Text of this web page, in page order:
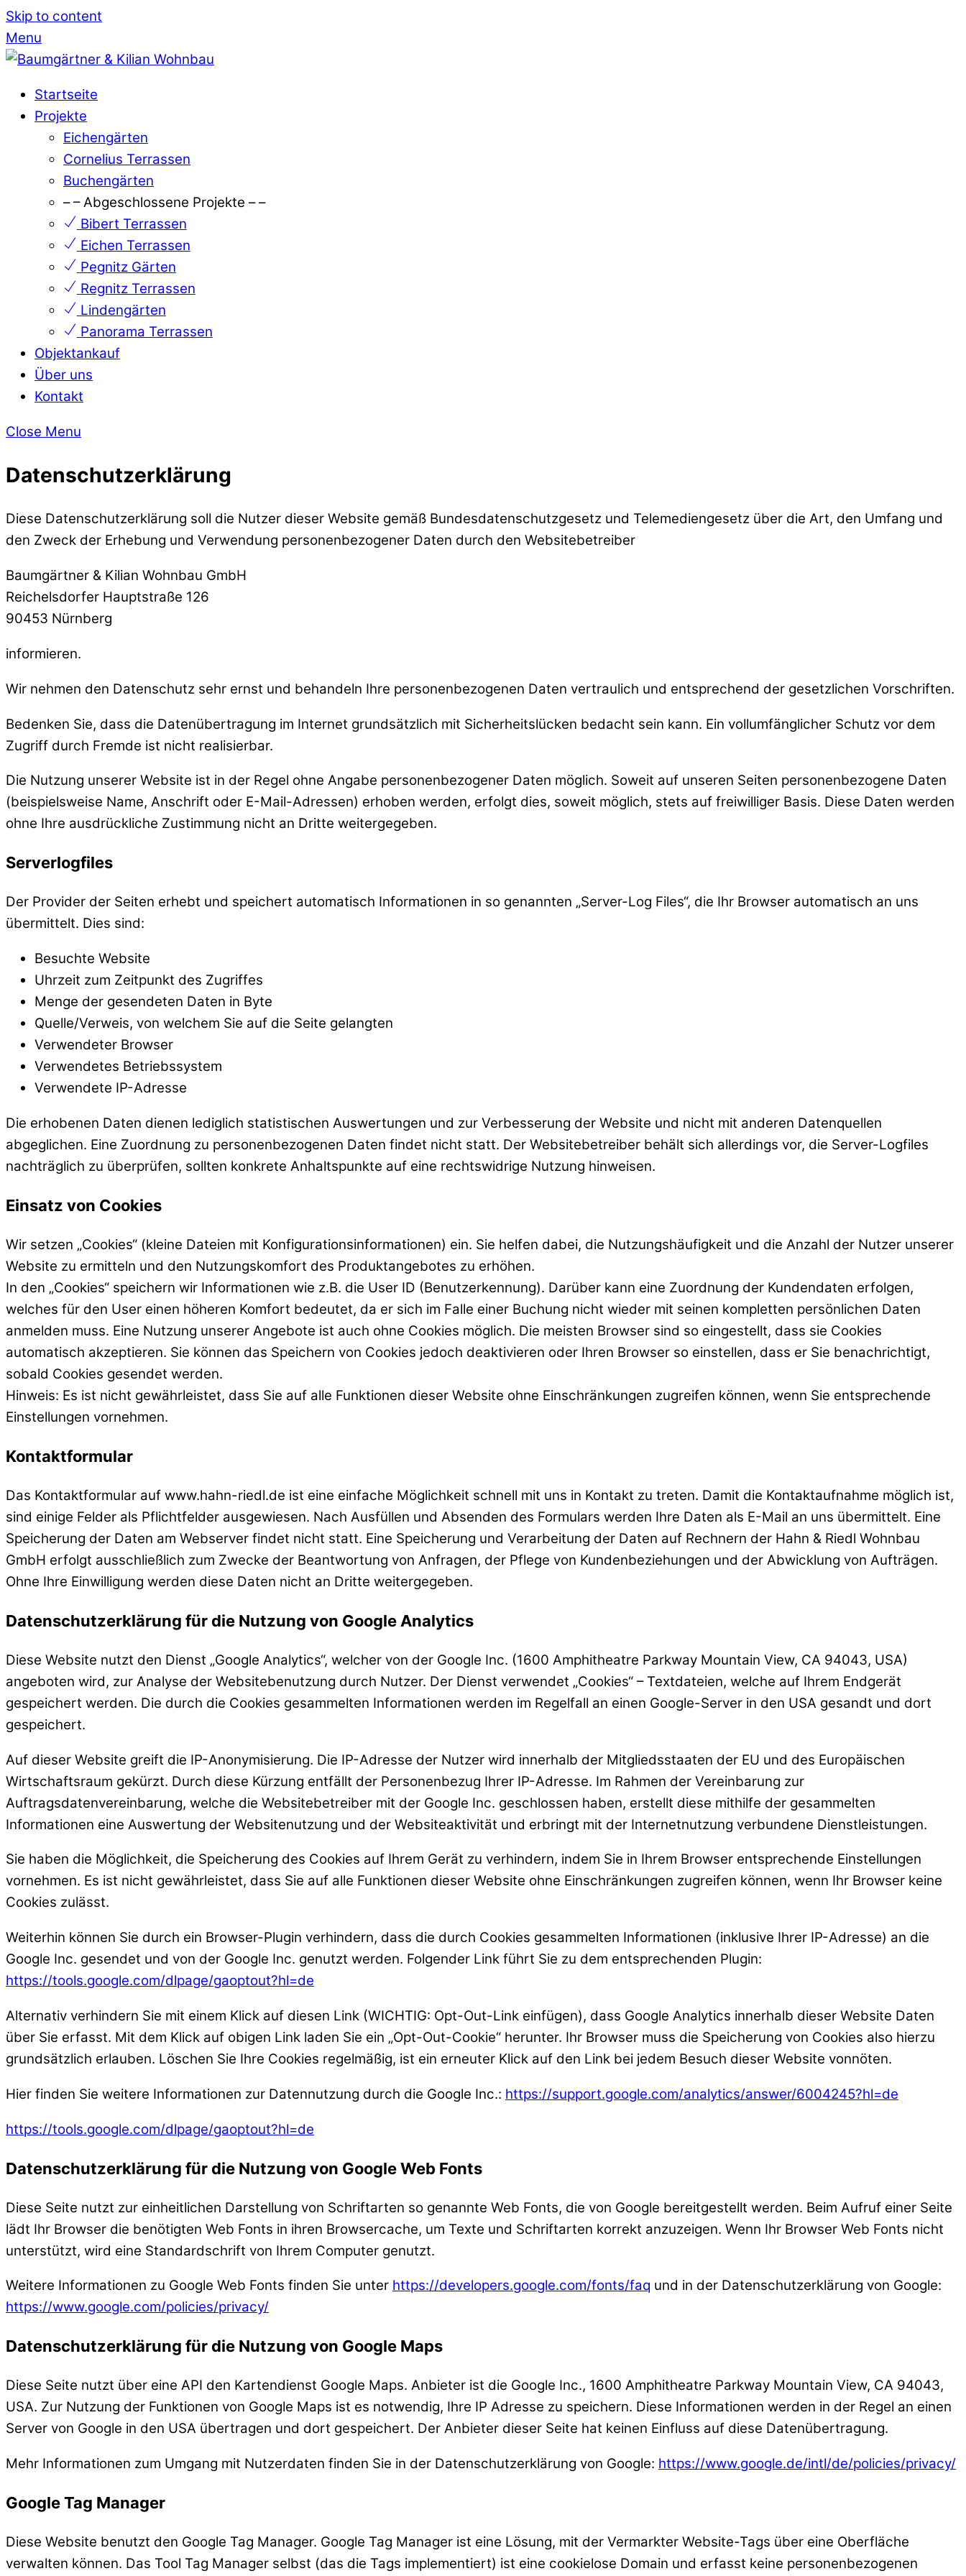
Skip to content
Menu
Startseite
Projekte
Eichengärten
Cornelius Terrassen
Buchengärten
– – Abgeschlossene Projekte – –
Bibert Terrassen
Eichen Terrassen
Pegnitz Gärten
Regnitz Terrassen
Lindengärten
Panorama Terrassen
Objektankauf
Über uns
Kontakt
Close Menu
Datenschutzerklärung
Diese Datenschutzerklärung soll die Nutzer dieser Website gemäß Bundesdatenschutzgesetz und Telemediengesetz über die Art, den Umfang und
den Zweck der Erhebung und Verwendung personenbezogener Daten durch den Websitebetreiber
Baumgärtner & Kilian Wohnbau GmbH
Reichelsdorfer Hauptstraße 126
90453 Nürnberg
informieren.
Wir nehmen den Datenschutz sehr ernst und behandeln Ihre personenbezogenen Daten vertraulich und entsprechend der gesetzlichen Vorschriften.
Bedenken Sie, dass die Datenübertragung im Internet grundsätzlich mit Sicherheitslücken bedacht sein kann. Ein vollumfänglicher Schutz vor dem
Zugriff durch Fremde ist nicht realisierbar.
Die Nutzung unserer Website ist in der Regel ohne Angabe personenbezogener Daten möglich. Soweit auf unseren Seiten personenbezogene Daten
(beispielsweise Name, Anschrift oder E-Mail-Adressen) erhoben werden, erfolgt dies, soweit möglich, stets auf freiwilliger Basis. Diese Daten werden
ohne Ihre ausdrückliche Zustimmung nicht an Dritte weitergegeben.
Serverlogfiles
Der Provider der Seiten erhebt und speichert automatisch Informationen in so genannten „Server-Log Files“, die Ihr Browser automatisch an uns
übermittelt. Dies sind:
Besuchte Website
Uhrzeit zum Zeitpunkt des Zugriffes
Menge der gesendeten Daten in Byte
Quelle/Verweis, von welchem Sie auf die Seite gelangten
Verwendeter Browser
Verwendetes Betriebssystem
Verwendete IP-Adresse
Die erhobenen Daten dienen lediglich statistischen Auswertungen und zur Verbesserung der Website und nicht mit anderen Datenquellen
abgeglichen. Eine Zuordnung zu personenbezogenen Daten findet nicht statt. Der Websitebetreiber behält sich allerdings vor, die Server-Logfiles
nachträglich zu überprüfen, sollten konkrete Anhaltspunkte auf eine rechtswidrige Nutzung hinweisen.
Einsatz von Cookies
Wir setzen „Cookies“ (kleine Dateien mit Konfigurationsinformationen) ein. Sie helfen dabei, die Nutzungshäufigkeit und die Anzahl der Nutzer unserer
Website zu ermitteln und den Nutzungskomfort des Produktangebotes zu erhöhen.
In den „Cookies“ speichern wir Informationen wie z.B. die User ID (Benutzerkennung). Darüber kann eine Zuordnung der Kundendaten erfolgen,
welches für den User einen höheren Komfort bedeutet, da er sich im Falle einer Buchung nicht wieder mit seinen kompletten persönlichen Daten
anmelden muss. Eine Nutzung unserer Angebote ist auch ohne Cookies möglich. Die meisten Browser sind so eingestellt, dass sie Cookies
automatisch akzeptieren. Sie können das Speichern von Cookies jedoch deaktivieren oder Ihren Browser so einstellen, dass er Sie benachrichtigt,
sobald Cookies gesendet werden.
Hinweis: Es ist nicht gewährleistet, dass Sie auf alle Funktionen dieser Website ohne Einschränkungen zugreifen können, wenn Sie entsprechende
Einstellungen vornehmen.
Kontaktformular
Das Kontaktformular auf www.hahn-riedl.de ist eine einfache Möglichkeit schnell mit uns in Kontakt zu treten. Damit die Kontaktaufnahme möglich ist,
sind einige Felder als Pflichtfelder ausgewiesen. Nach Ausfüllen und Absenden des Formulars werden Ihre Daten als E-Mail an uns übermittelt. Eine
Speicherung der Daten am Webserver findet nicht statt. Eine Speicherung und Verarbeitung der Daten auf Rechnern der Hahn & Riedl Wohnbau
GmbH erfolgt ausschließlich zum Zwecke der Beantwortung von Anfragen, der Pflege von Kundenbeziehungen und der Abwicklung von Aufträgen.
Ohne Ihre Einwilligung werden diese Daten nicht an Dritte weitergegeben.
Datenschutzerklärung für die Nutzung von Google Analytics
Diese Website nutzt den Dienst „Google Analytics“, welcher von der Google Inc. (1600 Amphitheatre Parkway Mountain View, CA 94043, USA)
angeboten wird, zur Analyse der Websitebenutzung durch Nutzer. Der Dienst verwendet „Cookies“ – Textdateien, welche auf Ihrem Endgerät
gespeichert werden. Die durch die Cookies gesammelten Informationen werden im Regelfall an einen Google-Server in den USA gesandt und dort
gespeichert.
Auf dieser Website greift die IP-Anonymisierung. Die IP-Adresse der Nutzer wird innerhalb der Mitgliedsstaaten der EU und des Europäischen
Wirtschaftsraum gekürzt. Durch diese Kürzung entfällt der Personenbezug Ihrer IP-Adresse. Im Rahmen der Vereinbarung zur
Auftragsdatenvereinbarung, welche die Websitebetreiber mit der Google Inc. geschlossen haben, erstellt diese mithilfe der gesammelten
Informationen eine Auswertung der Websitenutzung und der Websiteaktivität und erbringt mit der Internetnutzung verbundene Dienstleistungen.
Sie haben die Möglichkeit, die Speicherung des Cookies auf Ihrem Gerät zu verhindern, indem Sie in Ihrem Browser entsprechende Einstellungen
vornehmen. Es ist nicht gewährleistet, dass Sie auf alle Funktionen dieser Website ohne Einschränkungen zugreifen können, wenn Ihr Browser keine
Cookies zulässt.
Weiterhin können Sie durch ein Browser-Plugin verhindern, dass die durch Cookies gesammelten Informationen (inklusive Ihrer IP-Adresse) an die
Google Inc. gesendet und von der Google Inc. genutzt werden. Folgender Link führt Sie zu dem entsprechenden Plugin:
https://tools.google.com/dlpage/gaoptout?hl=de
Alternativ verhindern Sie mit einem Klick auf diesen Link (WICHTIG: Opt-Out-Link einfügen), dass Google Analytics innerhalb dieser Website Daten
über Sie erfasst. Mit dem Klick auf obigen Link laden Sie ein „Opt-Out-Cookie“ herunter. Ihr Browser muss die Speicherung von Cookies also hierzu
grundsätzlich erlauben. Löschen Sie Ihre Cookies regelmäßig, ist ein erneuter Klick auf den Link bei jedem Besuch dieser Website vonnöten.
Hier finden Sie weitere Informationen zur Datennutzung durch die Google Inc.: https://support.google.com/analytics/answer/6004245?hl=de
https://tools.google.com/dlpage/gaoptout?hl=de
Datenschutzerklärung für die Nutzung von Google Web Fonts
Diese Seite nutzt zur einheitlichen Darstellung von Schriftarten so genannte Web Fonts, die von Google bereitgestellt werden. Beim Aufruf einer Seite
lädt Ihr Browser die benötigten Web Fonts in ihren Browsercache, um Texte und Schriftarten korrekt anzuzeigen. Wenn Ihr Browser Web Fonts nicht
unterstützt, wird eine Standardschrift von Ihrem Computer genutzt.
Weitere Informationen zu Google Web Fonts finden Sie unter https://developers.google.com/fonts/faq und in der Datenschutzerklärung von Google:
https://www.google.com/policies/privacy/
Datenschutzerklärung für die Nutzung von Google Maps
Diese Seite nutzt über eine API den Kartendienst Google Maps. Anbieter ist die Google Inc., 1600 Amphitheatre Parkway Mountain View, CA 94043,
USA. Zur Nutzung der Funktionen von Google Maps ist es notwendig, Ihre IP Adresse zu speichern. Diese Informationen werden in der Regel an einen
Server von Google in den USA übertragen und dort gespeichert. Der Anbieter dieser Seite hat keinen Einfluss auf diese Datenübertragung.
Mehr Informationen zum Umgang mit Nutzerdaten finden Sie in der Datenschutzerklärung von Google: https://www.google.de/intl/de/policies/privacy/
Google Tag Manager
Diese Website benutzt den Google Tag Manager. Google Tag Manager ist eine Lösung, mit der Vermarkter Website-Tags über eine Oberfläche
verwalten können. Das Tool Tag Manager selbst (das die Tags implementiert) ist eine cookielose Domain und erfasst keine personenbezogenen